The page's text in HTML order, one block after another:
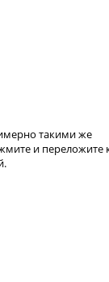
такими же
и переложите